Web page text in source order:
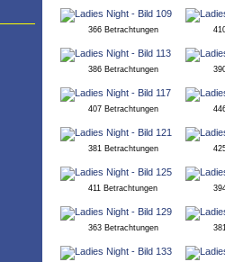
366 Betrachtungen
386 Betrachtungen
407 Betrachtungen
381 Betrachtungen
411 Betrachtungen
363 Betrachtungen